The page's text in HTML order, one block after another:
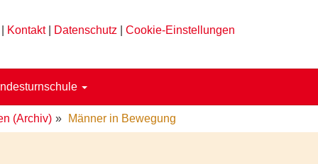
Kontakt| Datenschutz Cookie-Einstellungen
(Archiv) Männer in Bewegung